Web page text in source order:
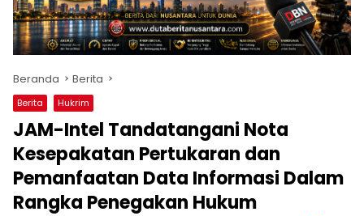
Beranda Berita
Berita Hukrim
JAM-Intel Tandatangani Nota
Kesepakatan Pertukaran dan
Pemanfaatan Data Informasi Dalam
Rangka Penegakan Hukum